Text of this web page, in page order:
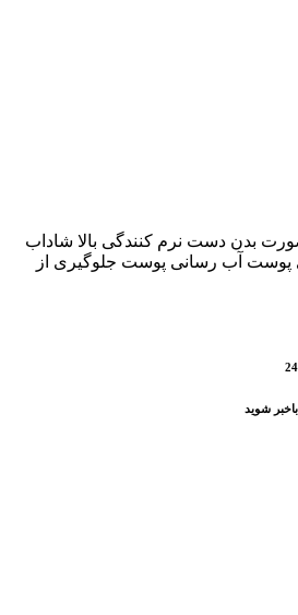
بدن دست نرم کنندگی بالا شاداب
آب رسانی پوست جلوگیری از
شوید